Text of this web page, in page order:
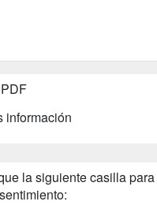
información
la siguiente casilla para